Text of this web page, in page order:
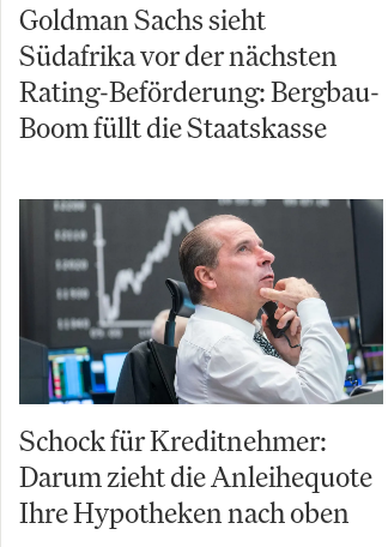
Goldman Sachs sieht
Südafrika vor der nächsten
Rating-Beförderung: Bergbau-
Boom füllt die Staatskasse
Schock für Kreditnehmer:
Darum zieht die Anleihequote
Ihre Hypotheken nach oben